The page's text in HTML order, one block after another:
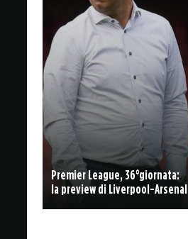
Premier League, 36°giornata:
la preview di Liverpool-Arsenal